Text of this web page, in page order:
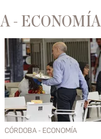
- ECONOMÍA
CÓRDOBA - ECONOMÍA